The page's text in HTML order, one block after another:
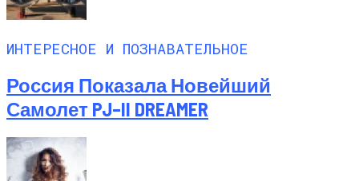
ИНТЕРЕСНОЕ И ПОЗНАВАТЕЛЬНОЕ
Россия Показала Новейший
Самолет PJ–II DREAMER